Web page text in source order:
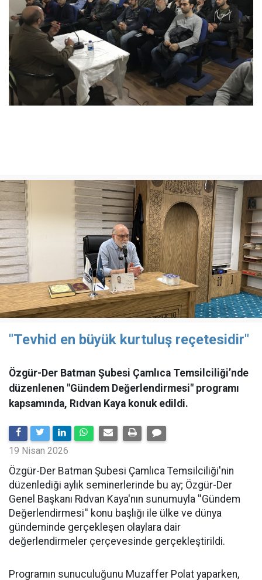
"Tevhid en büyük kurtuluş reçetesidir"
Özgür-Der Batman Şubesi Çamlıca Temsilciliği’nde
düzenlenen "Gündem Değerlendirmesi" programı
kapsamında, Rıdvan Kaya konuk edildi.
19 Nisan 2026
​Özgür-Der Batman Şubesi Çamlıca Temsilciliği'nin
düzenlediği aylık seminerlerinde bu ay; Özgür-Der
Genel Başkanı Rıdvan Kaya'nın sunumuyla ''Gündem
Değerlendirmesi'' konu başlığı ile ülke ve dünya
gündeminde gerçekleşen olaylara dair
değerlendirmeler çerçevesinde gerçekleştirildi.
Programın sunuculuğunu Muzaffer Polat yaparken,